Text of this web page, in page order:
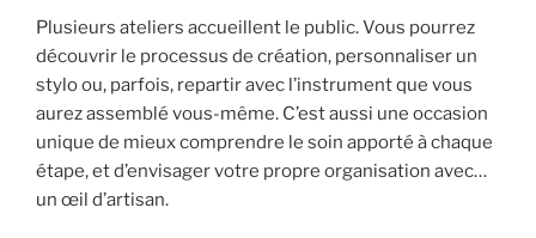
Plusieurs ateliers accueillent le public. Vous pourrez
découvrir le processus de création, personnaliser un
stylo ou, parfois, repartir avec l’instrument que vous
aurez assemblé vous-même. C’est aussi une occasion
unique de mieux comprendre le soin apporté à chaque
étape, et d’envisager votre propre organisation avec…
un œil d’artisan.